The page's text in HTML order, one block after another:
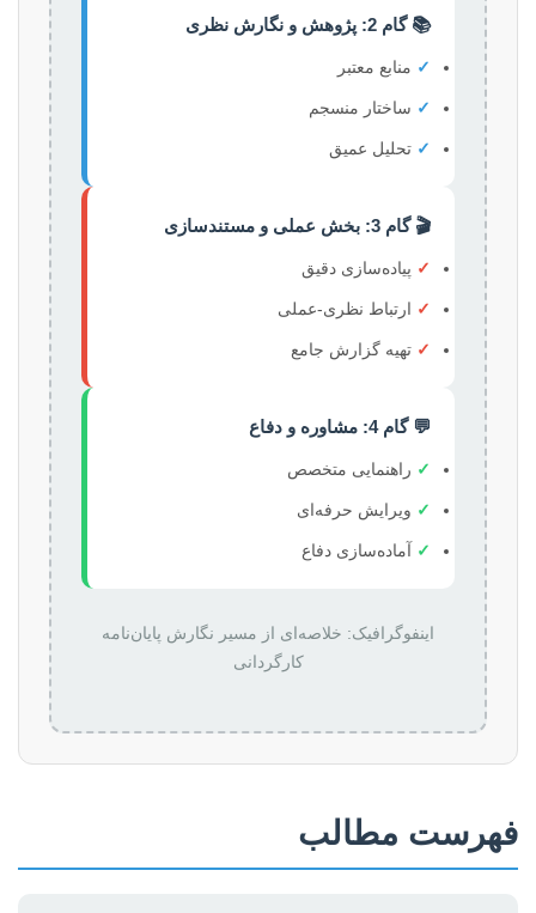
📚 گام 2: پژوهش و نگارش نظری
✓ منابع معتبر
✓ ساختار منسجم
✓ تحلیل عمیق
🎬 گام 3: بخش عملی و مستندسازی
✓ پیاده‌سازی دقیق
✓ ارتباط نظری-عملی
✓ تهیه گزارش جامع
💬 گام 4: مشاوره و دفاع
✓ راهنمایی متخصص
✓ ویرایش حرفه‌ای
✓ آماده‌سازی دفاع
اینفوگرافیک: خلاصه‌ای از مسیر نگارش پایان‌نامه
کارگردانی
فهرست مطالب